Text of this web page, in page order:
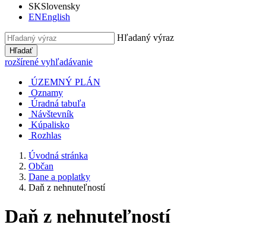
SKSlovensky
ENEnglish
Hľadaný výraz
Hľadať
rozšírené vyhľadávanie
ÚZEMNÝ PLÁN
Oznamy
Úradná tabuľa
Návštevník
Kúpalisko
Rozhlas
Úvodná stránka
Občan
Dane a poplatky
Daň z nehnuteľností
Daň z nehnuteľností